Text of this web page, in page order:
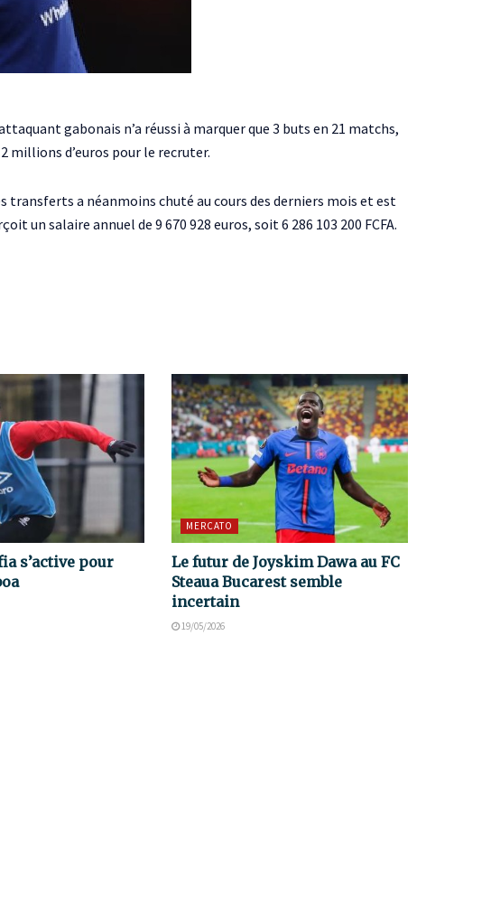
gabonais n’a réussi à marquer que 3 buts en 21 matchs,
millions d’euros pour le recruter.
transferts a néanmoins chuté au cours des derniers mois et est
un salaire annuel de 9 670 928 euros, soit 6 286 103 200 FCFA.
s’active pour
MERCATO
Le futur de Joyskim Dawa au FC
Steaua Bucarest semble
incertain
19/05/2026